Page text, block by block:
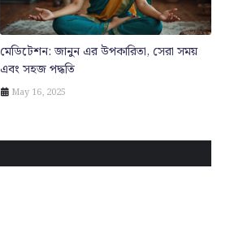
মেডিটেশন: জানুন এর উপকারিতা, সেরা সময়
এবং সহজ পদ্ধতি
May 16, 2025